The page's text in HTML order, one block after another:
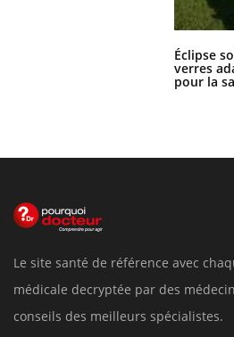
Éclipse
verres
pour la
Le site santé de référence avec
médicale decryptée par des
conseils des meilleurs spécialistes.